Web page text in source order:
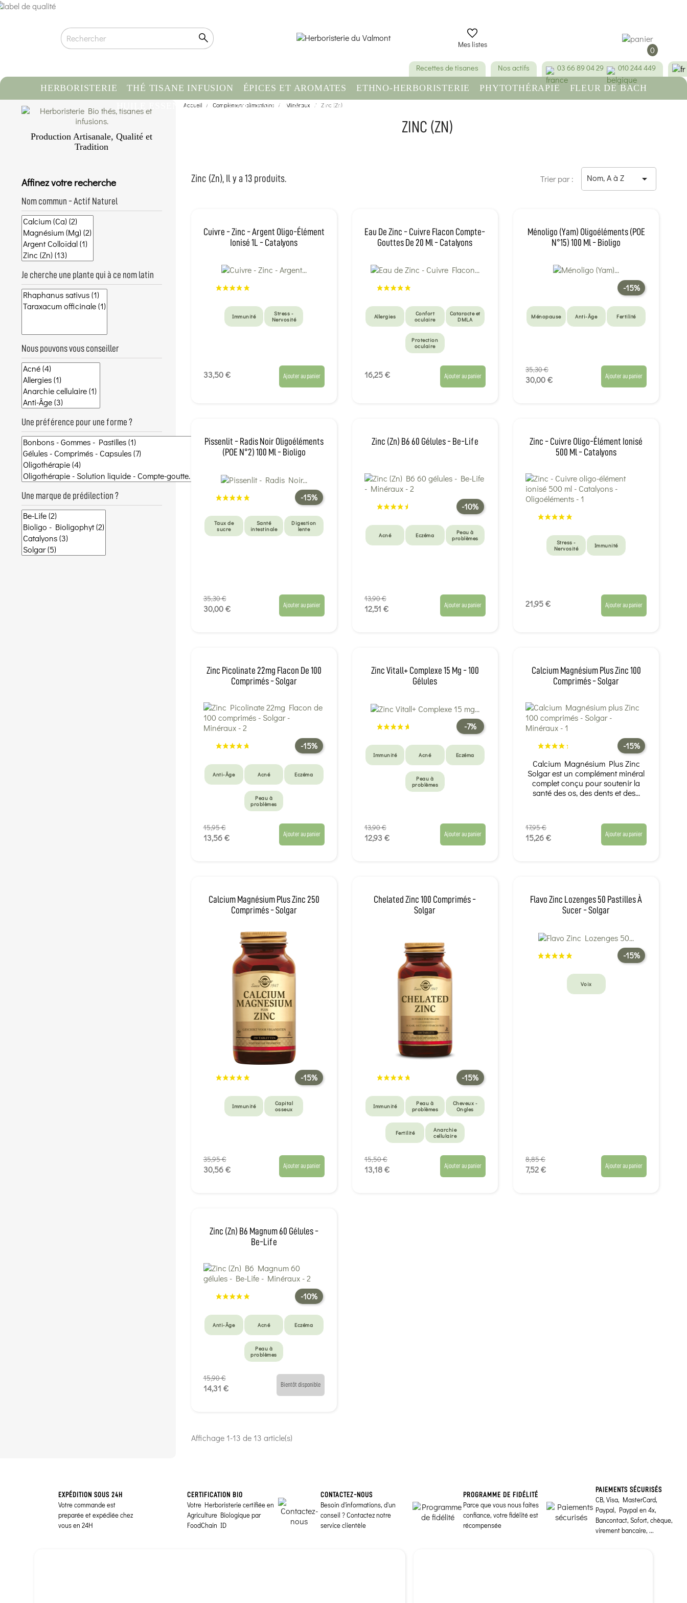
Mes listes 0
Recettes de tisanes Nos actifs 03 66 89 04 29 010 244 449
HERBORISTERIE THÉ TISANE INFUSION ÉPICES ET AROMATES ETHNO-HERBORISTERIE PHYTOTHÉRAPIE
FLEUR DE BACH
HUILE ESSENTIELLE
COMPLÉMENT ALIMENTAIRE
Production Artisanale, Qualité et
Tradition
Conditionnement artisanal à la main
Affinez votre recherche
Nom commun - Actif Naturel
Je cherche une plante qui à ce nom latin
Nous pouvons vous conseiller
Une préférence pour une forme ?
Une marque de prédilection ?
Accueil Complément alimentaire Minéraux Zinc (Zn)
ZINC (ZN)
Zinc (Zn), Il y a 13 produits. Trier par : Nom, A à Z 
Cuivre - Zinc - Argent Oligo-Élément
Ionisé 1L - Catalyons
Immunité
Stress -
Nervosité
33,50 € Ajouter au panier
Eau De Zinc - Cuivre Flacon Compte-
Gouttes De 20 Ml - Catalyons
Allergies
Confort
oculaire
Cataracte et
DMLA
Protection
oculaire
16,25 € Ajouter au panier
Ménoligo (Yam) Oligoéléments (POE
N°15) 100 Ml - Bioligo
-15%
Ménopause Anti-Âge Fertilité
35,30 €
30,00 € Ajouter au panier
Pissenlit - Radis Noir Oligoéléments
(POE N°2) 100 Ml - Bioligo
-15%
Taux de
sucre
Santé
intestinale
Digestion
lente
35,30 €
30,00 € Ajouter au panier
Zinc (Zn) B6 60 Gélules - Be-Life
-10%
Acné Eczéma
Peau à
problèmes
13,90 €
12,51 € Ajouter au panier
Zinc - Cuivre Oligo-Élément Ionisé
500 Ml - Catalyons
Stress -
Nervosité
Immunité
21,95 € Ajouter au panier
Zinc Picolinate 22mg Flacon De 100
Comprimés - Solgar
-15%
Anti-Âge Acné Eczéma
Peau à
problèmes
15,95 €
13,56 € Ajouter au panier
Zinc Vitall+ Complexe 15 Mg - 100
Gélules
-7%
Immunité Acné Eczéma
Peau à
problèmes
13,90 €
12,93 € Ajouter au panier
Calcium Magnésium Plus Zinc 100
Comprimés - Solgar
-15%
Calcium Magnésium Plus Zinc
Solgar est un complément minéral
complet conçu pour soutenir la
santé des os, des dents et des...
17,95 €
15,26 € Ajouter au panier
Calcium Magnésium Plus Zinc 250
Comprimés - Solgar
-15%
Immunité
Capital
osseux
35,95 €
30,56 € Ajouter au panier
Chelated Zinc 100 Comprimés -
Solgar
-15%
Immunité
Peau à
problèmes
Cheveux -
Ongles
Fertilité
Anarchie
cellulaire
15,50 €
13,18 € Ajouter au panier
Flavo Zinc Lozenges 50 Pastilles À
Sucer - Solgar
-15%
Voix
8,85 €
7,52 € Ajouter au panier
Zinc (Zn) B6 Magnum 60 Gélules -
Be-Life
-10%
Anti-Âge Acné Eczéma
Peau à
problèmes
15,90 €
14,31 € Bientôt disponible
Affichage 1-13 de 13 article(s)
EXPÉDITION SOUS 24H
Votre commande est
preparée et expédiée chez
vous en 24H
CERTIFICATION BIO
Votre Herboristerie certifiée en
Agriculture Biologique par
FoodChain ID
CONTACTEZ-NOUS
Besoin d'informations, d'un
conseil ? Contactez notre
service clientèle
PROGRAMME DE FIDÉLITÉ
Parce que vous nous faites
confiance, votre fidélité est
récompensée
PAIEMENTS SÉCURISÉS
CB, Visa, MasterCard,
Paypal, Paypal en 4x,
Bancontact, Sofort, chèque,
virement bancaire, ...